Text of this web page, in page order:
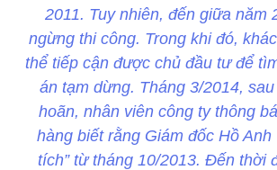
2011. Tuy nhiên, đến giữa năm
ngừng thi công. Trong khi đó,
thể tiếp cận được chủ đầu tư để
án tạm dừng. Tháng 3/2014,
hoãn, nhân viên công ty thông
hàng biết rằng Giám đốc Hồ Anh
tích” từ tháng 10/2013. Đến thời